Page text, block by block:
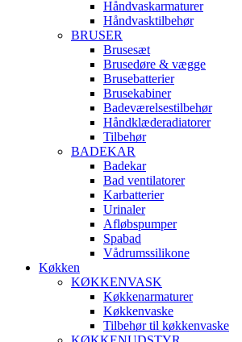
Håndvaskarmaturer
Håndvasktilbehør
BRUSER
Brusesæt
Brusedøre & vægge
Brusebatterier
Brusekabiner
Badeværelsestilbehør
Håndklæderadiatorer
Tilbehør
BADEKAR
Badekar
Bad ventilatorer
Karbatterier
Urinaler
Afløbspumper
Spabad
Vådrumssilikone
Køkken
KØKKENVASK
Køkkenarmaturer
Køkkenvaske
Tilbehør til køkkenvaske